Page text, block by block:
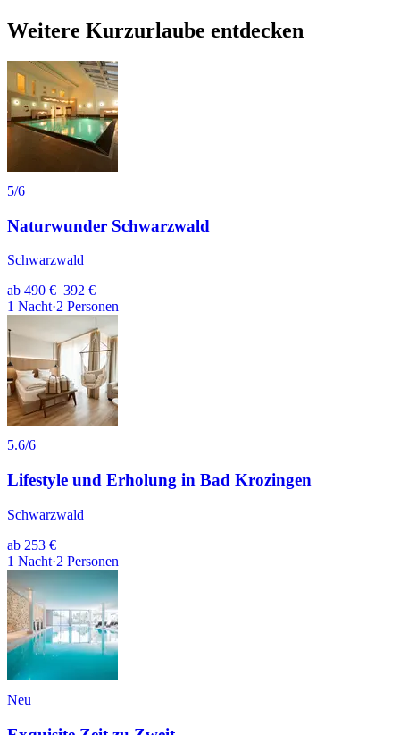
Weitere Kurzurlaube entdecken
5/6
Naturwunder Schwarzwald
Schwarzwald
ab 490 € 392 €
1 Nacht·2 Personen
5.6/6
Lifestyle und Erholung in Bad Krozingen
Schwarzwald
ab 253 €
1 Nacht·2 Personen
Neu